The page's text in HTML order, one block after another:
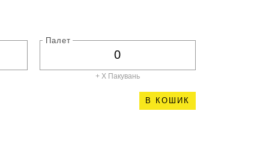
Палет
+ X Пакувань
В КОШИК